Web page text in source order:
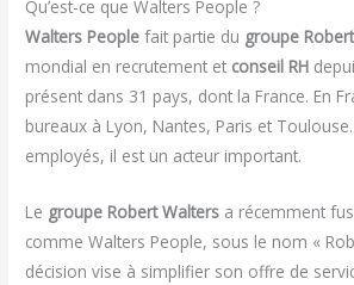
Qu’est-ce que Walters People ?
Walters People fait partie du groupe
mondial en recrutement et conseil RH
présent dans 31 pays, dont la France. En
bureaux à Lyon, Nantes, Paris et
employés, il est un acteur important.
Le groupe Robert Walters a récemment
comme Walters People, sous le nom «
décision vise à simplifier son offre de